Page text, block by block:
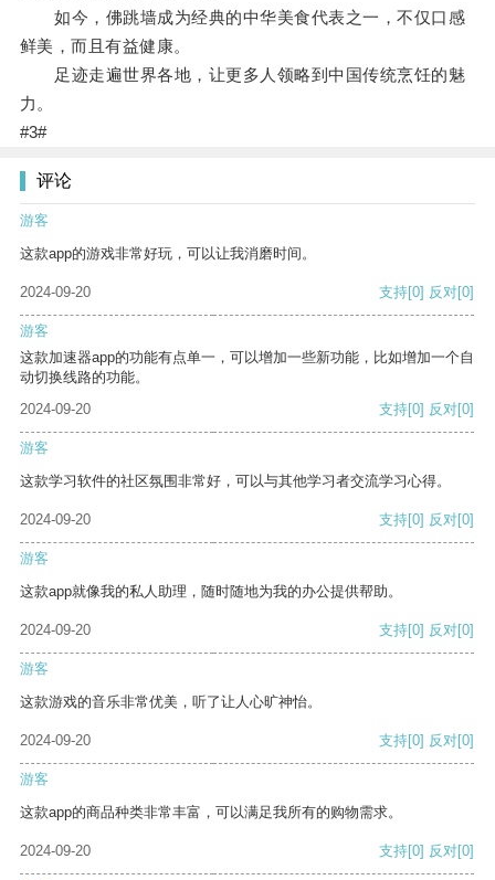
如今，佛跳墙成为经典的中华美食代表之一，不仅口感
鲜美，而且有益健康。
足迹走遍世界各地，让更多人领略到中国传统烹饪的魅
力。
#3#
评论
游客
这款app的游戏非常好玩，可以让我消磨时间。
2024-09-20 支持[0] 反对[0]
游客
这款加速器app的功能有点单一，可以增加一些新功能，比如增加一个自
动切换线路的功能。
2024-09-20
支持[0] 反对[0]
游客
这款学习软件的社区氛围非常好，可以与其他学习者交流学习心得。
2024-09-20 支持[0] 反对[0]
游客
这款app就像我的私人助理，随时随地为我的办公提供帮助。
2024-09-20 支持[0] 反对[0]
游客
这款游戏的音乐非常优美，听了让人心旷神怡。
2024-09-20 支持[0] 反对[0]
游客
这款app的商品种类非常丰富，可以满足我所有的购物需求。
2024-09-20 支持[0] 反对[0]